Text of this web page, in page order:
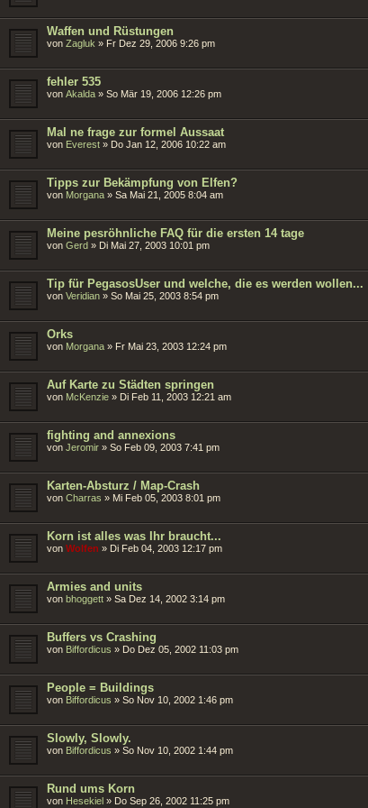
Waffen und Rüstungen
von Zagluk » Fr Dez 29, 2006 9:26 pm
fehler 535
von Akalda » So Mär 19, 2006 12:26 pm
Mal ne frage zur formel Aussaat
von Everest » Do Jan 12, 2006 10:22 am
Tipps zur Bekämpfung von Elfen?
von Morgana » Sa Mai 21, 2005 8:04 am
Meine pesröhnliche FAQ für die ersten 14 tage
von Gerd » Di Mai 27, 2003 10:01 pm
Tip für PegasosUser und welche, die es werden wollen...
von Veridian » So Mai 25, 2003 8:54 pm
Orks
von Morgana » Fr Mai 23, 2003 12:24 pm
Auf Karte zu Städten springen
von McKenzie » Di Feb 11, 2003 12:21 am
fighting and annexions
von Jeromir » So Feb 09, 2003 7:41 pm
Karten-Absturz / Map-Crash
von Charras » Mi Feb 05, 2003 8:01 pm
Korn ist alles was Ihr braucht...
von Wolfen » Di Feb 04, 2003 12:17 pm
Armies and units
von bhoggett » Sa Dez 14, 2002 3:14 pm
Buffers vs Crashing
von Biffordicus » Do Dez 05, 2002 11:03 pm
People = Buildings
von Biffordicus » So Nov 10, 2002 1:46 pm
Slowly, Slowly.
von Biffordicus » So Nov 10, 2002 1:44 pm
Rund ums Korn
von Hesekiel » Do Sep 26, 2002 11:25 pm